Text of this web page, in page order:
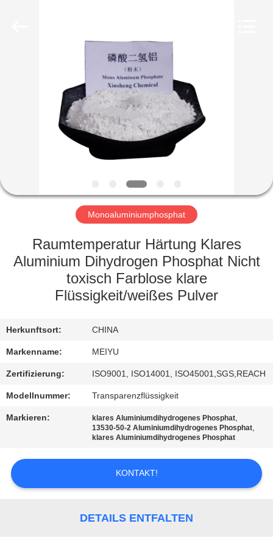
PRODUKTE
ÜBER
WERKSBESICHTIGUNG
QUALITÄTSKONTROLLE
KONTAKT
MIT
UNS
BITTE
ANGEBOT
Monoaluminiumphosphat
Raumtemperatur Härtung Klares
Aluminium Dihydrogen Phosphat Nicht
toxisch Farblose klare
Flüssigkeit/weißes Pulver
Herkunftsort: CHINA
Markenname: MEIYU
Zertifizierung: ISO9001, ISO14001, ISO45001,SGS,REACH
Modellnummer: Transparenzflüssigkeit
Markieren: klares Aluminiumdihydrogenes Phosphat,
13530-50-2 Aluminiumdihydrogenes Phosphat,
klares Aluminiumdihydrogenes Phosphat
KONTAKT!
DETAILS ENTFALTEN